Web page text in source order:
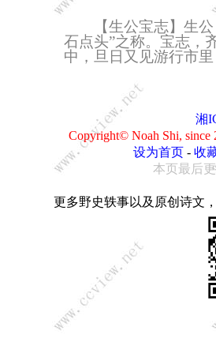
【生公宝志】生公
石点头”之称。宝志，
中，旦日又见游行市
湘
Copyright© Noah Shi,
设为首页- 收
本页最后
更多野史轶事以及原创诗文